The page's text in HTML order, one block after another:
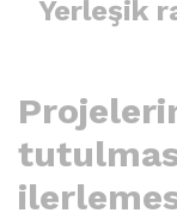
Yerleşik